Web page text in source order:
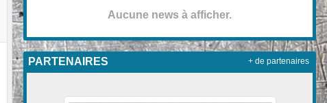
Aucune news à afficher.
PARTENAIRES + de partenaires